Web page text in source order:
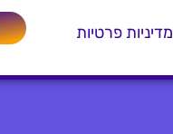
מדיניות פרטיות